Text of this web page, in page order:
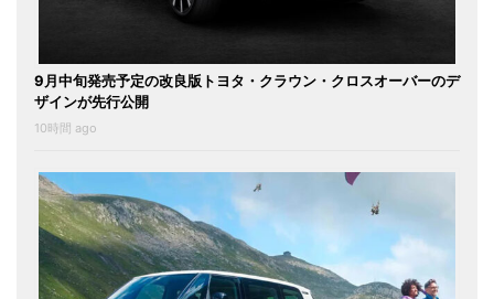
9月中旬発売予定の改良版トヨタ・クラウン・クロスオーバーのデ
ザインが先行公開
10時間 ago